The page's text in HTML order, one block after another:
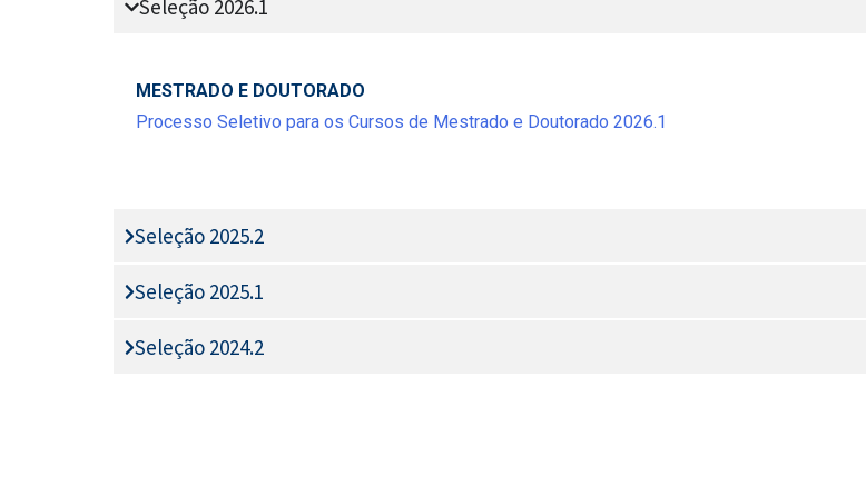
Seleção 2026.1
MESTRADO E DOUTORADO
Processo Seletivo para os Cursos de Mestrado e Doutorado 2026.1
Seleção 2025.2
Seleção 2025.1
Seleção 2024.2